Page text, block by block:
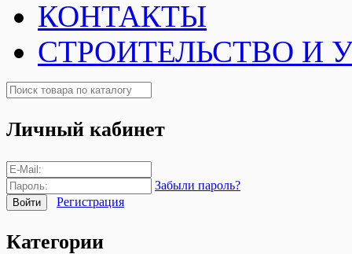
КОНТАКТЫ
СТРОИТЕЛЬСТВО И
Личный кабинет
Забыли пароль?
Регистрация
Категории